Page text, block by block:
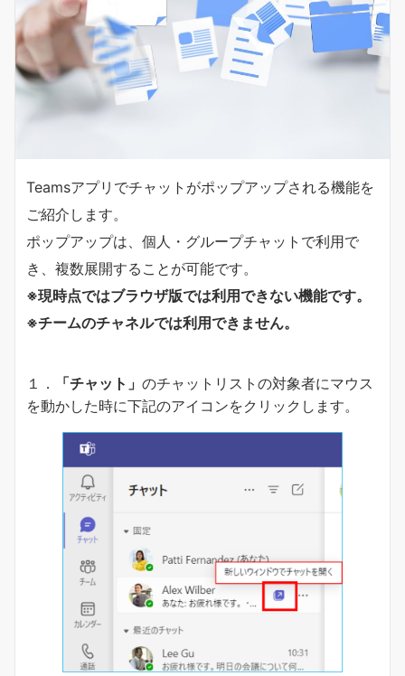
Teamsアプリでチャットがポップアップされる機能を
ご紹介します。
ポップアップは、個人・グループチャットで利用で
き、複数展開することが可能です。
※現時点ではブラウザ版では利用できない機能です。
※チームのチャネルでは利用できません。
１． 「チャット」 のチャットリストの対象者にマウス
を動かした時に下記のアイコンをクリックします。